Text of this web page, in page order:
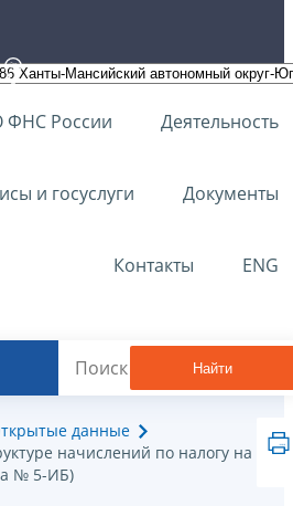
ФНС России Деятельность
и госуслуги Документы
Контакты ENG
Найти
данные
начислений по налогу на
№ 5-ИБ)